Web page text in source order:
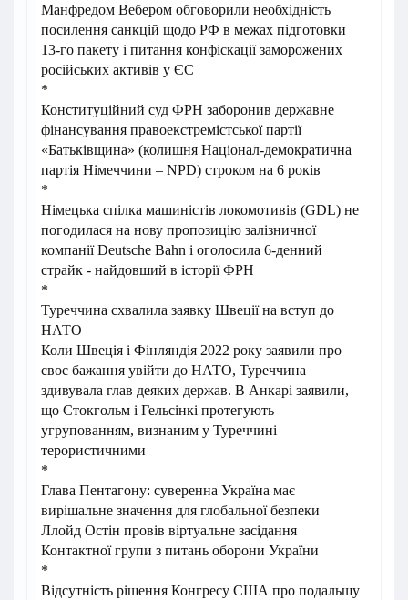
Манфредом Вебером обговорили необхідність
посилення санкцій щодо РФ в межах підготовки
13-го пакету і питання конфіскації заморожених
російських активів у ЄС
*
Конституційний суд ФРН заборонив державне
фінансування правоекстремістської партії
«Батьківщина» (колишня Націонал-демократична
партія Німеччини – NPD) строком на 6 років
*
Німецька спілка машиністів локомотивів (GDL) не
погодилася на нову пропозицію залізничної
компанії Deutsche Bahn і оголосила 6-денний
страйк - найдовший в історії ФРН
*
Туреччина схвалила заявку Швеції на вступ до
НАТО
Коли Швеція і Фінляндія 2022 року заявили про
своє бажання увійти до НАТО, Туреччина
здивувала глав деяких держав. В Анкарі заявили,
що Стокгольм і Гельсінкі протегують
угрупованням, визнаним у Туреччині
терористичними
*
Глава Пентагону: суверенна Україна має
вирішальне значення для глобальної безпеки
Ллойд Остін провів віртуальне засідання
Контактної групи з питань оборони України
*
Відсутність рішення Конгресу США про подальшу